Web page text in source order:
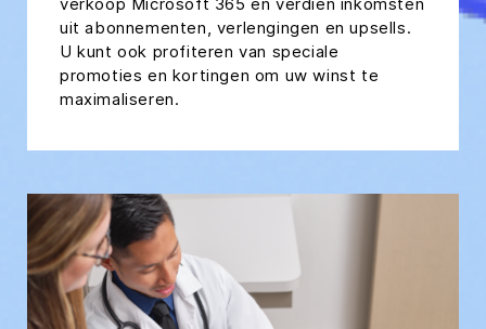
uit abonnementen, verlengingen en upsells.
U kunt ook profiteren van speciale
promoties en kortingen om uw winst te
maximaliseren.